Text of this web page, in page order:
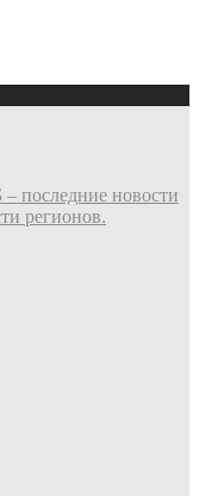
последние новости
регионов.